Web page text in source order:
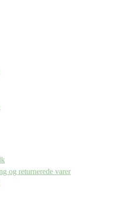
og returnerede varer